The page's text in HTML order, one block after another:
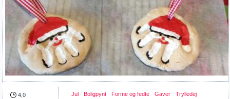
4,0
Jul Boligpynt Forme og fedte Gaver
Trylledej